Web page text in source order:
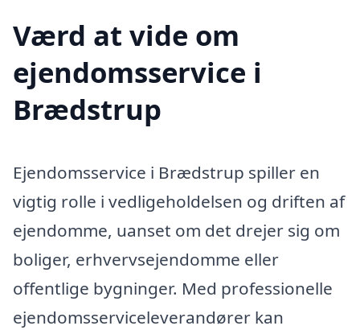
Værd at vide om
ejendomsservice i
Brædstrup
Ejendomsservice i Brædstrup spiller en
vigtig rolle i vedligeholdelsen og driften af
ejendomme, uanset om det drejer sig om
boliger, erhvervsejendomme eller
offentlige bygninger. Med professionelle
ejendomsserviceleverandører kan